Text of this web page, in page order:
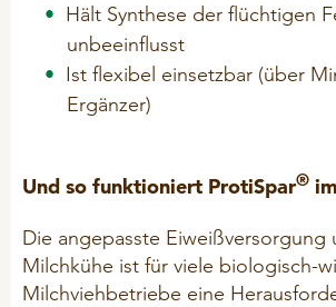
Mineralfutter
Mineral - Leckmassen
Problemlöser
Hält Synthese der flüchtigen
unbeeinflusst
Ist flexibel einsetzbar (über
Ergänzer)
Und so funktioniert ProtiSpar®
Die angepasste Eiweißversorgung
Milchkühe ist für viele biologisch-
Milchviehbetriebe eine